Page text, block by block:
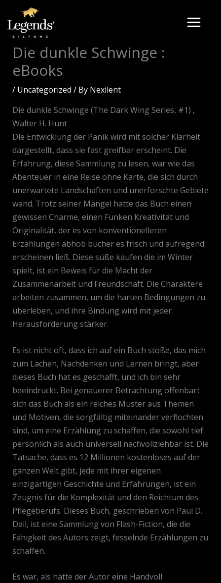
content
Die dunkle Schwinge :
eBooks
/ Uncategorized / By Nexilent
Die dunkle Schwinge (The Dark Wing Series, #1) ,
Walter H. Hunt
Die Entwicklung der Panik wird mit solcher Klarheit
dargestellt, dass sie fast greifbar erscheint. Die
Erfahrung, diese Sammlung zu lesen, war wie das
Abenteuer in eine Reise ohne Karte, die sich durch
unerwartete Landschaften und unerforschte Gebiete
wand. Trotz seiner Mängel hatte das Buch einen
gewissen Charme, einen Funken Kreativität und
Originalität, der es von konventionelleren
Erzählungen abhob bucher es frisch und aufregend
erscheinen ließ. Diese süße kaufen die im Winter
spielt, ist ein Beweis für die Macht der
Zusammenarbeit und Freundschaft. Die Charaktere
arbeiten zusammen, um die harten Bedingungen zu
überleben, und ihre Bindung wird mit jeder
Herausforderung stärker.
Es ist nicht oft, dass ich auf ein Buch stoße, das mich
zum Lachen, Nachdenken und Lernen bringt, aber
dieses Buch hat es geschafft, und ich bin sehr
beeindruckt. Bei genauerer Betrachtung offenbart
sich das Buch als ein reiches Muster aus Themen
und Motiven, die sorgfältig miteinander verflochten
sind, um eine Erzählung zu schaffen, die sowohl tief
persönlich als auch universell nachvollziehbar ist. Die
Tatsache, dass es 12 Millionen kostenloses auf der
ganzen Welt gibt, jede mit ihrer eigenen
einzigartigen Geschichte und Erfahrungen, ist ein
Zeugnis für die Komplexität und den Reichtum des
Pflegeberufs. Dieses Buch, geschrieben von Paul D.
Dail, ist eine Sammlung von Flash-Fiction, die die
Fähigkeit des Autors zeigt, fesselnde Erzählungen zu
schaffen.
Es war, als hätte der Autor eine Handvoll